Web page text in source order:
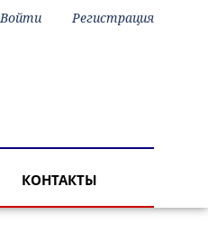
Войти Регистрация
КОНТАКТЫ